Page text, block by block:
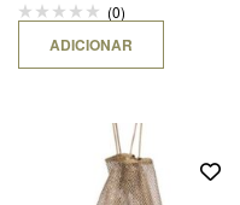
(0)
ADICIONAR